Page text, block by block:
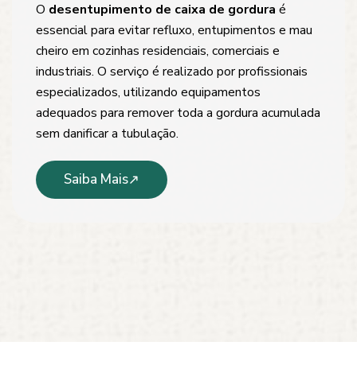
O desentupimento de caixa de gordura é
essencial para evitar refluxo, entupimentos e mau
cheiro em cozinhas residenciais, comerciais e
industriais. O serviço é realizado por profissionais
especializados, utilizando equipamentos
adequados para remover toda a gordura acumulada
sem danificar a tubulação.
Saiba Mais